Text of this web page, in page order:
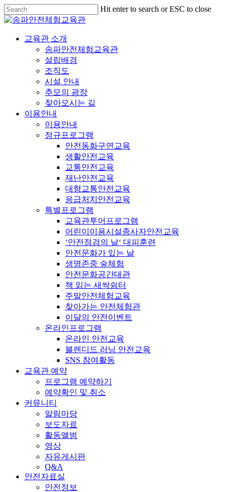
Hit enter to search or ESC to close
교육관 소개
송파안전체험교육관
설립배경
조직도
시설 안내
추모의 광장
찾아오시는 길
이용안내
이용안내
정규프로그램
안전동화구연교육
생활안전교육
교통안전교육
재난안전교육
대형교통안전교육
응급처치안전교육
특별프로그램
교육관투어프로그램
어린이이용시설종사자안전교육
‘안전점검의 날‘ 대피훈련
안전문화가 있는 날
생명존중 숲체험
안전문화공간대관
책 읽는 새싹쉼터
주말안전체험교육
찾아가는 안전체험관
이달의 안전이벤트
온라인프로그램
온라인 안전교육
블렌디드 러닝 안전교육
SNS 참여활동
교육관 예약
프로그램 예약하기
예약확인 및 취소
커뮤니티
알림마당
보도자료
활동앨범
영상
자유게시판
Q&A
안전자료실
안전정보